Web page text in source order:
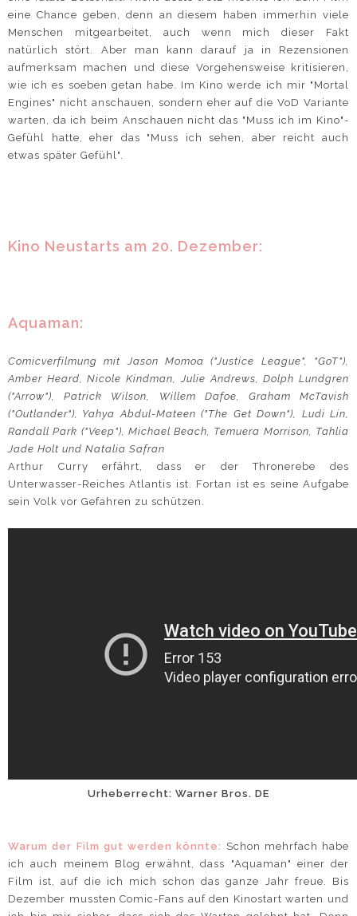
eine Chance geben, denn an diesem haben immerhin viele
Menschen mitgearbeitet, auch wenn mich dieser Fakt
natürlich stört. Aber man kann darauf ja in Rezensionen
aufmerksam machen und diese Vorgehensweise kritisieren,
wie ich es soeben getan habe. Im Kino werde ich mir "Mortal
Engines" nicht anschauen, sondern eher auf die VoD Variante
warten, da ich beim Anschauen nicht das "Muss ich im Kino"-
Gefühl hatte, eher das "Muss ich sehen, aber reicht auch
etwas später Gefühl".
Kino Neustarts am 20. Dezember:
Aquaman:
Comicverfilmung mit Jason Momoa ("Justice League", "GoT"),
Amber Heard, Nicole Kindman, Julie Andrews, Dolph Lundgren
("Arrow"), Patrick Wilson, Willem Dafoe, Graham McTavish
("Outlander"), Yahya Abdul-Mateen ("The Get Down"), Ludi Lin,
Randall Park ("Veep"), Michael Beach, Temuera Morrison, Tahlia
Jade Holt und Natalia Safran
Arthur Curry erfährt, dass er der Thronerebe des
Unterwasser-Reiches Atlantis ist. Fortan ist es seine Aufgabe
sein Volk vor Gefahren zu schützen.
Urheberrecht: Warner Bros. DE
Warum der Film gut werden könnte: Schon mehrfach habe
ich auch meinem Blog erwähnt, dass "Aquaman" einer der
Film ist, auf die ich mich schon das ganze Jahr freue. Bis
Dezember mussten Comic-Fans auf den Kinostart warten und